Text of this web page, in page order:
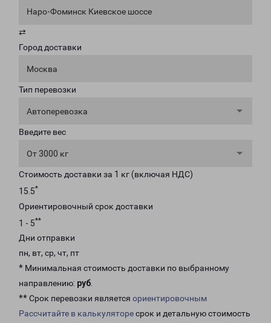
Наро-Фоминск Киевское шоссе
⇄
Город доставки
Москва
Тип перевозки
Автоперевозка
Введите вес
От 3000 кг
Стоимость доставки за 1 кг (включая НДС)
15.5*
Ориентировочный срок доставки
1 - 5**
Дни отправки
пн, вт, ср, чт, пт
* Минимальная стоимость доставки по выбранному
направлению: руб.
** Срок перевозки является ориентировочным
Рассчитайте в калькуляторесрок и детальную стоимость